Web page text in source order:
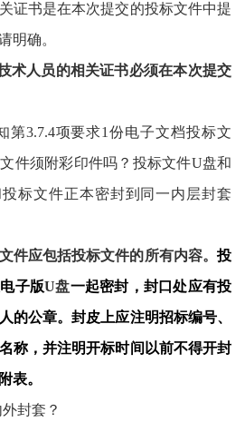
证书是在本次提交的投标文件中提
明确。
术人员的相关证书必须在本次提交
第3.7.4项要求1 份电子文档投标文
件须附彩印件吗？投标文件U盘和
标文件正本密封到同一内层封套
件应包括投标文件的所有内容。投
子版U盘一起密封，封口处应有投
的公章。封皮上应注明招标编号、
称，并注明开标时间以前不得开封
表。
封套？